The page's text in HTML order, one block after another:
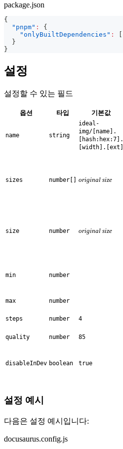
package.json
{
"pnpm" :
{
"onlyBuiltDependencies" :
}
}
설정
설정할 수 있는 필드
옵션 타입 기본값
name string
ideal-
img/[name].
[hash:hex:7].
[width].[ext]
sizes number[] original size
size number original size
min number
max number
steps number 4
quality number 85
disableInDev boolean true
설정 예시
다음은 설정 예시입니다:
docusaurus.config.js